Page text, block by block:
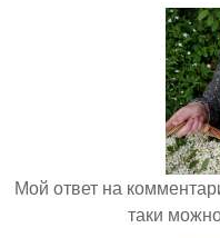
Мой ответ на
таки